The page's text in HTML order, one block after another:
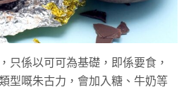
只係以可可為基礎，即係要食，
型嘅朱古力，會加入糖、牛奶等